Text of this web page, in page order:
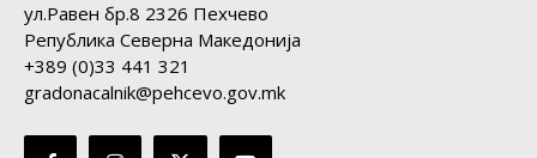
ул.Равен бр.8 2326 Пехчево
Република Северна Македонија
+389 (0)33 441 321
gradonacalnik@pehcevo.gov.mk